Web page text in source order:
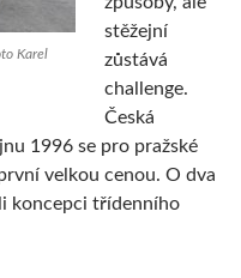
Karel
stěžejní
zůstává
challenge.
Česká
1996 se pro pražské
velkou cenou. O dva
koncepci třídenního